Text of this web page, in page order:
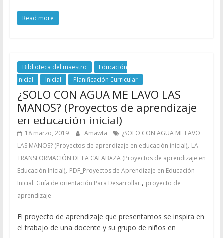
Read more
Biblioteca del maestro
Educación
Inicial
Inicial Planificación Curricular
¿SOLO CON AGUA ME LAVO LAS
MANOS? (Proyectos de aprendizaje
en educación inicial)
18 marzo, 2019 Amawta
¿SOLO CON AGUA ME LAVO
LAS MANOS? (Proyectos de aprendizaje en educación inicial), LA
TRANSFORMACIÓN DE LA CALABAZA (Proyectos de aprendizaje en
Educación Inicial), PDF_Proyectos de Aprendizaje en Educación
Inicial. Guía de orientación Para Desarrollar., proyecto de
aprendizaje
El proyecto de aprendizaje que presentamos se inspira en
el trabajo de una docente y su grupo de niños en